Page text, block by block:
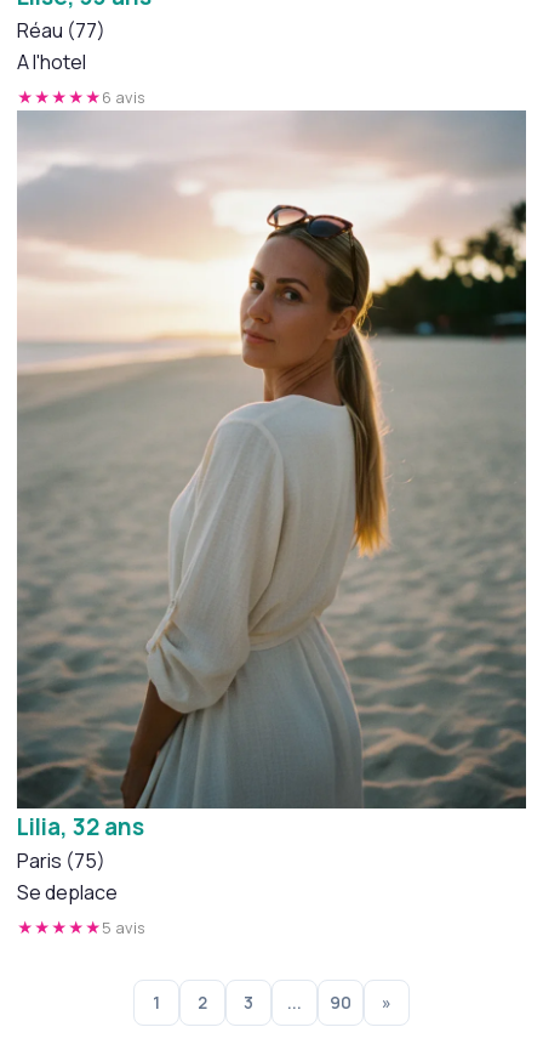
Réau (77)
A l'hotel
★★★★★6 avis
Lilia, 32 ans
Paris (75)
Se deplace
★★★★★5 avis
1 2 3 ... 90 »